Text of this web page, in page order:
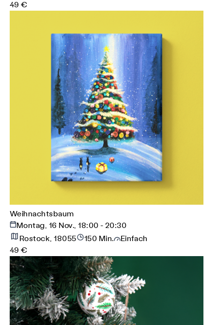
49 €
Weihnachtsbaum
Montag, 16 Nov., 18:00 - 20:30
Rostock, 18055
150 Min.
Einfach
49 €